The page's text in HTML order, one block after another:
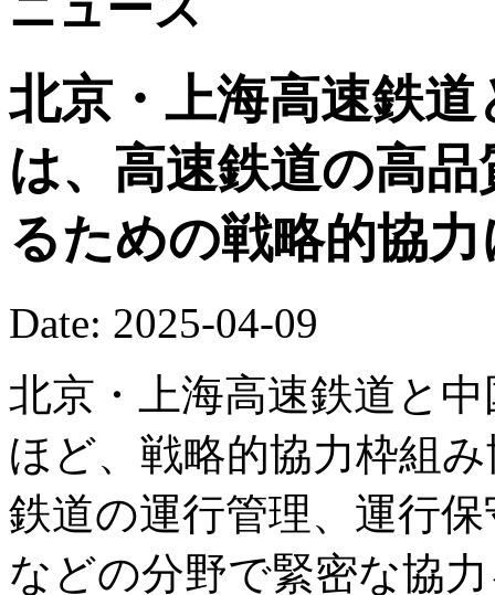
北京・上海高速鉄
は、高速鉄道の高
るための戦略的協
Date: 2025-04-09
北京・上海高速鉄道と
ほど、戦略的協力枠組
鉄道の運行管理、運行
などの分野で緊密な協